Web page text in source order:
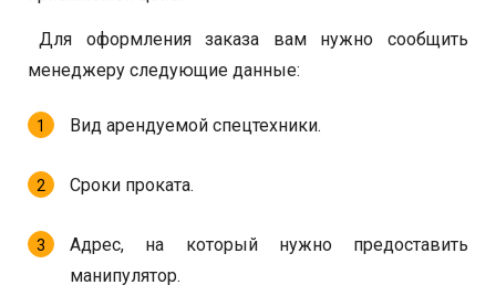
Для оформления заказа вам нужно сообщить
менеджеру следующие данные:
Вид арендуемой спецтехники.
Сроки проката.
Адрес, на который нужно предоставить
манипулятор.